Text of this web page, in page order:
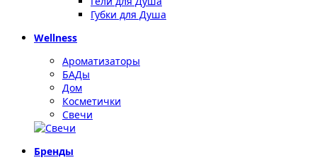
Губки для Душа
Wellness
Ароматизаторы
БАДы
Дом
Косметички
Свечи
Бренды